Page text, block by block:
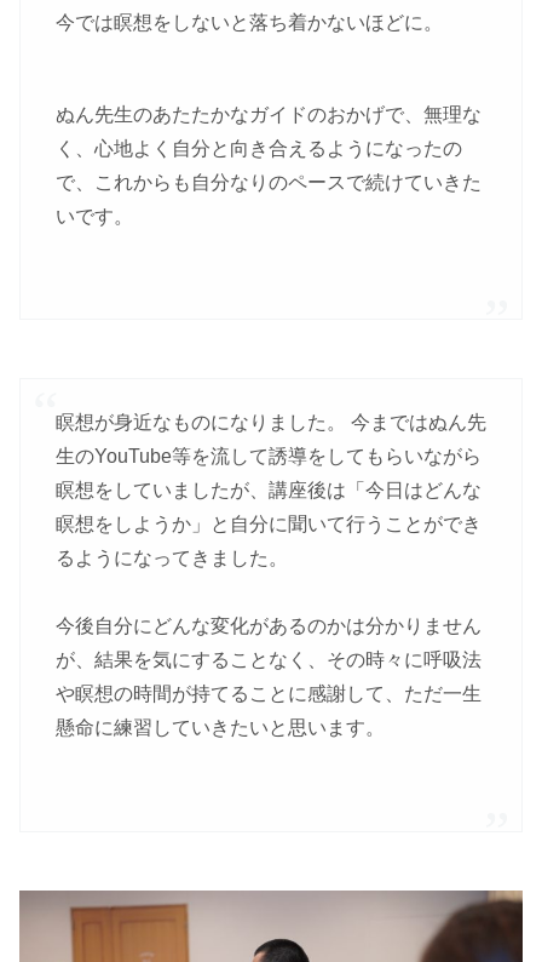
今では瞑想をしないと落ち着かないほどに。
ぬん先生のあたたかなガイドのおかげで、無理な
く、心地よく自分と向き合えるようになったの
で、これからも自分なりのペースで続けていきた
いです。
瞑想が身近なものになりました。 今まではぬん先
生のYouTube等を流して誘導をしてもらいながら
瞑想をしていましたが、講座後は「今日はどんな
瞑想をしようか」と自分に聞いて行うことができ
るようになってきました。
今後自分にどんな変化があるのかは分かりません
が、結果を気にすることなく、その時々に呼吸法
や瞑想の時間が持てることに感謝して、ただ一生
懸命に練習していきたいと思います。